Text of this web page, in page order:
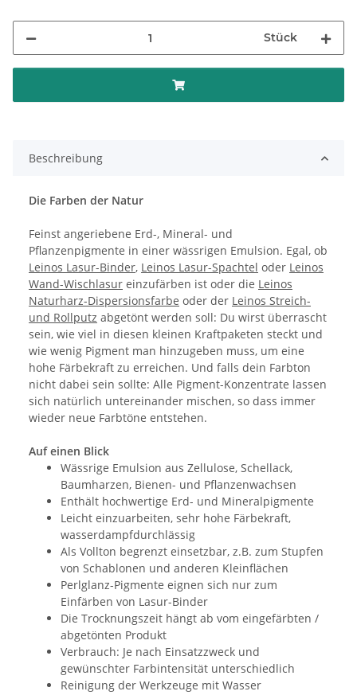
Stück
Beschreibung
Die Farben der Natur
Feinst angeriebene Erd-, Mineral- und
Pflanzenpigmente in einer wässrigen Emulsion. Egal, ob
Leinos Lasur-Binder, Leinos Lasur-Spachtel oder Leinos
Wand-Wischlasur einzufärben ist oder die Leinos
Naturharz-Dispersionsfarbe oder der Leinos Streich-
und Rollputz abgetönt werden soll: Du wirst überrascht
sein, wie viel in diesen kleinen Kraftpaketen steckt und
wie wenig Pigment man hinzugeben muss, um eine
hohe Färbekraft zu erreichen. Und falls dein Farbton
nicht dabei sein sollte: Alle Pigment-Konzentrate lassen
sich natürlich untereinander mischen, so dass immer
wieder neue Farbtöne entstehen.
Auf einen Blick
Wässrige Emulsion aus Zellulose, Schellack,
Baumharzen, Bienen- und Pflanzenwachsen
Enthält hochwertige Erd- und Mineralpigmente
Leicht einzuarbeiten, sehr hohe Färbekraft,
wasserdampfdurchlässig
Als Vollton begrenzt einsetzbar, z.B. zum Stupfen
von Schablonen und anderen Kleinflächen
Perlglanz-Pigmente eignen sich nur zum
Einfärben von Lasur-Binder
Die Trocknungszeit hängt ab vom eingefärbten /
abgetönten Produkt
Verbrauch: Je nach Einsatzzweck und
gewünschter Farbintensität unterschiedlich
Reinigung der Werkzeuge mit Wasser